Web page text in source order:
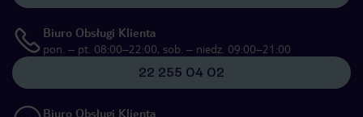
Biuro Obsługi Klienta
pon. – pt. 08:00–22:00, sob. – niedz. 09:00–21:00
22 255 04 02
Biuro Obsługi Klienta